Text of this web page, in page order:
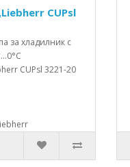
CUPsl
за хладилник с
CUPsl 3221-20